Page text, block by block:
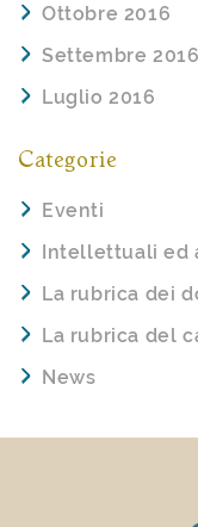
Ottobre 2016
Settembre 2016
Luglio 2016
Categorie
Eventi
Intellettuali ed
La rubrica dei
La rubrica del
News